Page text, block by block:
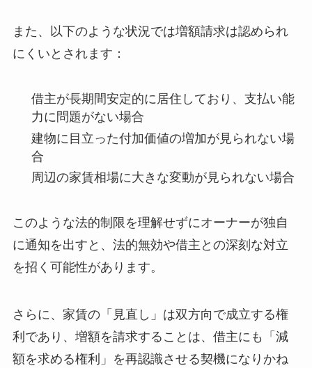
また、以下のような状況では増額請求は認められ
にくいとされます：
借主が長期間安定的に居住しており、支払い能
力に問題がない場合
建物に目立った付加価値の増加が見られない場
合
周辺の家賃相場に大きな変動が見られない場合
このような法的制限を理解せずにオーナーが独自
に通知を出すと、法的無効や借主との深刻な対立
を招く可能性があります。
さらに、家賃の「見直し」は双方向で成立する権
利であり、増額を請求することは、借主にも「減
額を求める権利」を再認識させる契機になりかね